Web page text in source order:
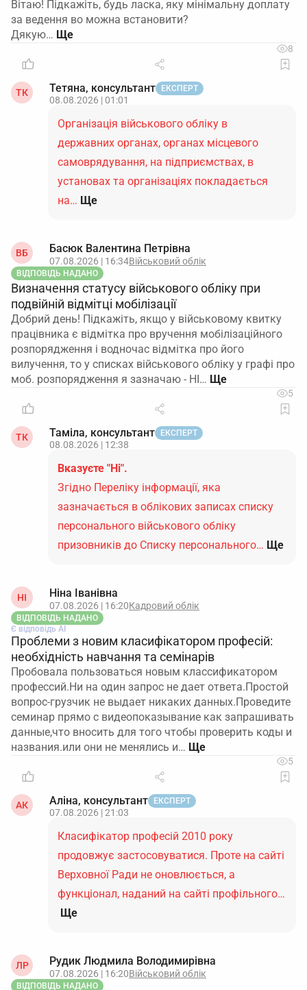
Вітаю! Підкажіть, будь ласка, яку мінімальну доплату
за ведення во можна встановити?
Дякую…
8
ТК Тетяна, консультант ЕКСПЕРТ
08.08.2026 | 01:01
Організація військового обліку в
державних органах, органах місцевого
самоврядування, на підприємствах, в
установах та організаціях покладається
на… Ще
ВБ Басюк Валентина Петрівна
07.08.2026 | 16:34Військовий облік
ВІДПОВІДЬ НАДАНО
Визначення статусу військового обліку при
подвійній відмітці мобілізації
Добрий день! Підкажіть, якщо у військовому квитку
працівника є відмітка про вручення мобілізаційного
розпорядження і водночас відмітка про його
вилучення, то у списках військового обліку у графі про
моб. розпорядження я зазначаю - НІ…
5
ТК Таміла, консультант ЕКСПЕРТ
08.08.2026 | 12:38
Вказуєте "Ні".
Згідно Переліку інформації, яка
зазначається в облікових записах списку
персонального військового обліку
призовників до Списку персонального… Ще
НІ Ніна Іванівна
07.08.2026 | 16:20Кадровий облік
ВІДПОВІДЬ НАДАНО
Є відповідь АІ
Проблеми з новим класифікатором професій:
необхідність навчання та семінарів
Пробовала пользоваться новым классификатором
профессий.Ни на один запрос не дает ответа.Простой
вопрос-грузчик не выдает никаких данных.Проведите
семинар прямо с видеопоказывание как запрашивать
данные,что вносить для того чтобы проверить коды и
названия.или они не менялись и…
5
АК Аліна, консультант ЕКСПЕРТ
07.08.2026 | 21:03
Класифікатор професій 2010 року
продовжує застосовуватися. Проте на сайті
Верховної Ради не оновлюється, а
функціонал, наданий на сайті профільного…
Ще
ЛР Рудик Людмила Володимирівна
07.08.2026 | 16:20Військовий облік
ВІДПОВІДЬ НАДАНО